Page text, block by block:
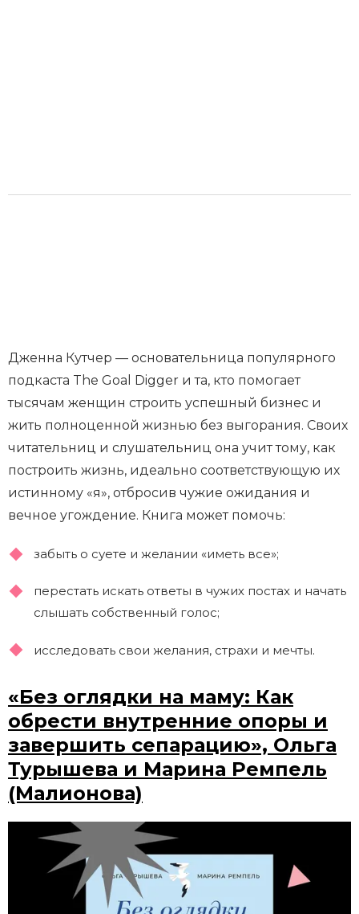
Дженна Кутчер — основательница популярного
подкаста The Goal Digger и та, кто помогает
тысячам женщин строить успешный бизнес и
жить полноценной жизнью без выгорания. Своих
читательниц и слушательниц она учит тому, как
построить жизнь, идеально соответствующую их
истинному «я», отбросив чужие ожидания и
вечное угождение. Книга может помочь:
забыть о суете и желании «иметь все»;
перестать искать ответы в чужих постах и начать
слышать собственный голос;
исследовать свои желания, страхи и мечты.
«Без оглядки на маму: Как
обрести внутренние опоры и
завершить сепарацию», Ольга
Турышева и Марина Ремпель
(Малионова)